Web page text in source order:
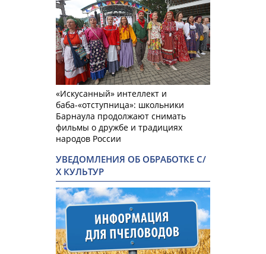
«Искусанный» интеллект и
баба-«отступница»: школьники
Барнаула продолжают снимать
фильмы о дружбе и традициях
народов России
УВЕДОМЛЕНИЯ ОБ ОБРАБОТКЕ С/
Х КУЛЬТУР